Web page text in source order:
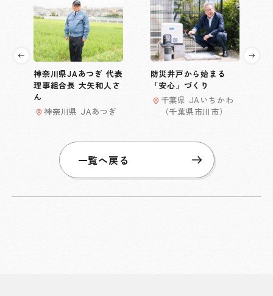
神奈川県JAあつぎ 代表
理事組合長 大矢和人さ
ん
神奈川県 JAあつぎ
防災井戸から始まる
「安心」づくり
千葉県 JAいちかわ
（千葉県市川市）
一覧へ戻る